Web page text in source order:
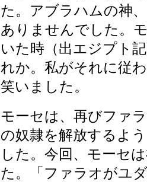
た。アブラハムの神
ありませんでした。
いた時（出エジプト
れか。私がそれに従
笑いました。
モーセは、再びファ
の奴隷を解放するよ
した。今回、モーセ
た。「ファラオがユ